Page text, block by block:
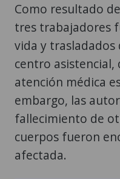
Como resultado
tres trabajadores
vida y
centro
atención médica
embargo, las
fallecimiento de
cuerpos fueron
afectada.